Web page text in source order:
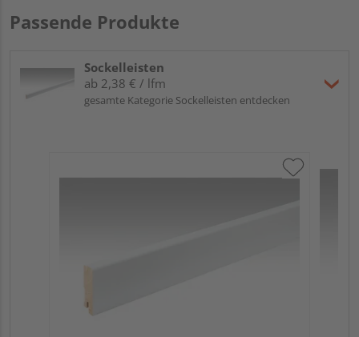
Passende Produkte
Sockelleisten
ab 2,38 € / lfm
gesamte Kategorie Sockelleisten entdecken